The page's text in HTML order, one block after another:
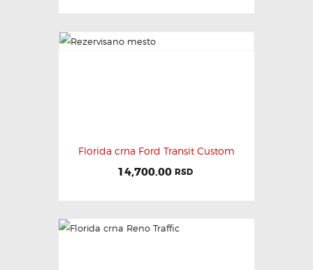
Florida crna Ford Transit Custom
14,700.00 RSD